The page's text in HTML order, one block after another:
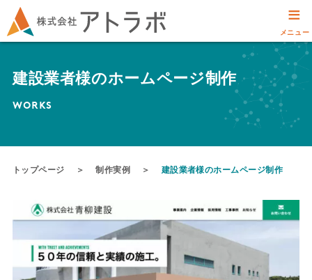
≡
メニュー
建設業者様のホームページ制作
WORKS
トップページ ＞制作実例 ＞ 建設業者様のホームページ制作